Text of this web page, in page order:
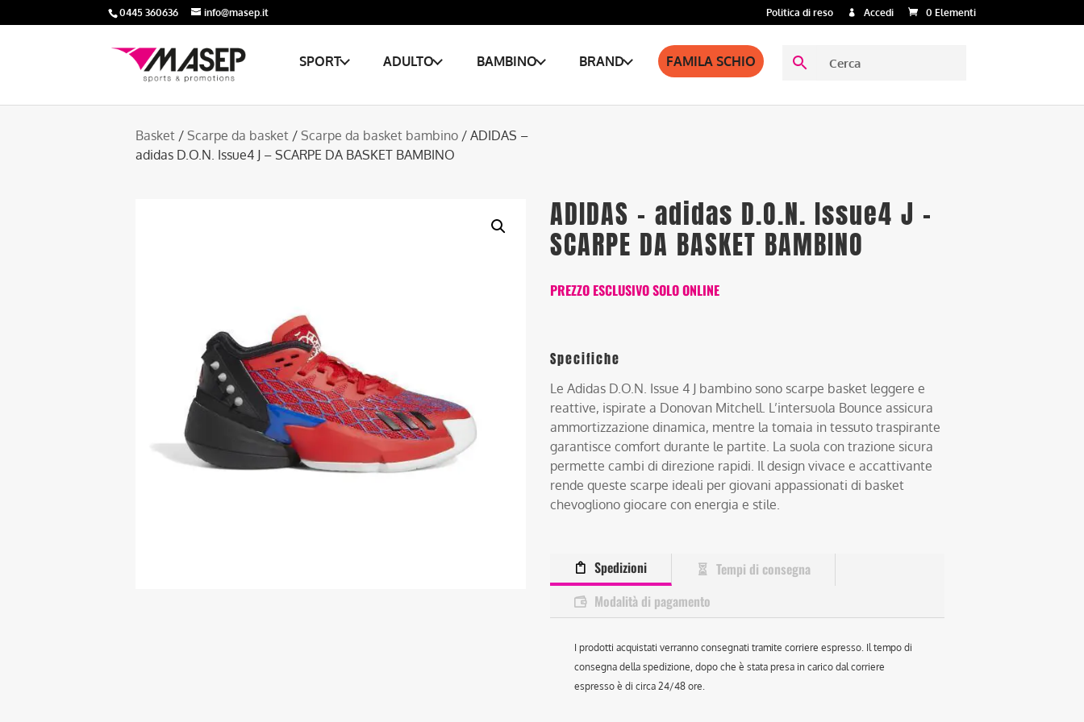
0445 360636 info@masep.it Politica di reso Accedi 0 Elementi
SPORT ADULTO BAMBINO BRAND FAMILA SCHIO
Basket / Scarpe da basket / Scarpe da basket bambino / ADIDAS –
adidas D.O.N. Issue4 J – SCARPE DA BASKET BAMBINO
ADIDAS – adidas D.O.N. Issue4 J –
SCARPE DA BASKET BAMBINO
PREZZO ESCLUSIVO SOLO ONLINE
Specifiche
Le Adidas D.O.N. Issue 4 J bambino sono scarpe basket leggere e
reattive, ispirate a Donovan Mitchell. L’intersuola Bounce assicura
ammortizzazione dinamica, mentre la tomaia in tessuto traspirante
garantisce comfort durante le partite. La suola con trazione sicura
permette cambi di direzione rapidi. Il design vivace e accattivante
rende queste scarpe ideali per giovani appassionati di basket
chevogliono giocare con energia e stile.
Spedizioni
Tempi di consegna
Modalità di pagamento
I prodotti acquistati verranno consegnati tramite corriere espresso. Il tempo di
consegna della spedizione, dopo che è stata presa in carico dal corriere
espresso è di circa 24/48 ore.